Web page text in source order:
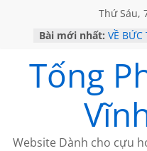
Thứ Sáu,
Bài mới nhất: VỀ
HỌC
MỘT
SÁCH
BẤT
CÀ
Tống
Website Dành cho cựu